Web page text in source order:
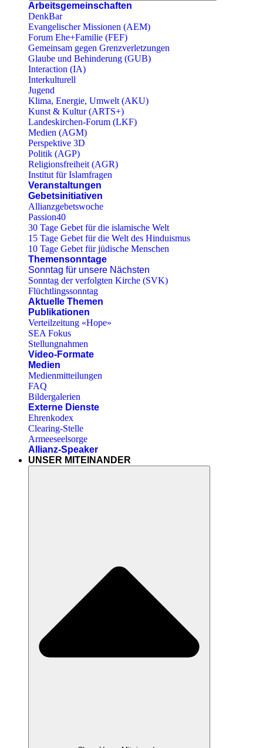
Arbeitsgemeinschaften
DenkBar
Evangelischer Missionen (AEM)
Forum Ehe+Familie (FEF)
Gemeinsam gegen Grenzverletzungen
Glaube und Behinderung (GUB)
Interaction (IA)
Interkulturell
Jugend
Klima, Energie, Umwelt (AKU)
Kunst & Kultur (ARTS+)
Landeskirchen-Forum (LKF)
Medien (AGM)
Perspektive 3D
Politik (AGP)
Religionsfreiheit (AGR)
Institut für Islamfragen
Veranstaltungen
Gebetsinitiativen
Allianzgebetswoche
Passion40
30 Tage Gebet für die islamische Welt
15 Tage Gebet für die Welt des Hinduismus
10 Tage Gebet für jüdische Menschen
Themensonntage
Sonntag für unsere Nächsten
Sonntag der verfolgten Kirche (SVK)
Flüchtlingssonntag
Aktuelle Themen
Publikationen
Verteilzeitung «Hope»
SEA Fokus
Stellungnahmen
Video-Formate
Medien
Medienmitteilungen
FAQ
Bildergalerien
Externe Dienste
Ehrenkodex
Clearing-Stelle
Armeeseelsorge
Allianz-Speaker
UNSER MITEINANDER